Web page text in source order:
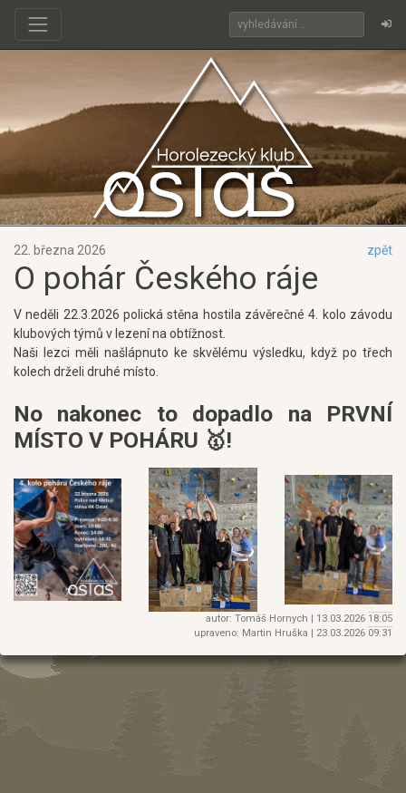
22. března 2026 zpět
O pohár Českého ráje
V neděli 22.3.2026 polická stěna hostila závěrečné 4. kolo závodu
klubových týmů v lezení na obtížnost.
Naši lezci měli našlápnuto ke skvělému výsledku, když po třech
kolech drželi druhé místo.
No nakonec to dopadlo na PRVNÍ
MÍSTO V POHÁRU 🥇!
autor: Tomáš Hornych | 13.03.2026 18:05
upraveno: Martin Hruška | 23.03.2026 09:31